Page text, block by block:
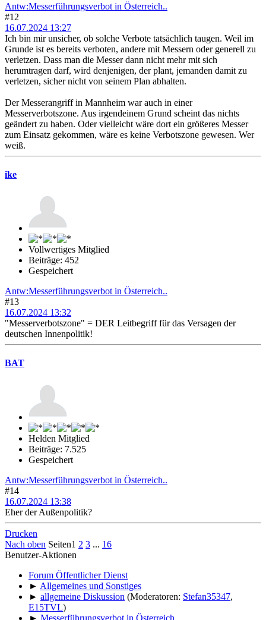
Antw:Messerführungsverbot in Österreich..
#12
16.07.2024 13:27
Ich bin mir unsicher, ob solche Verbote tatsächlich taugen. Weil im
Grunde ist es bereits verboten, andere mit Messern oder generell zu
verletzen. Dass man die Messer dann nicht mehr mit sich
herumtragen darf, wird denjenigen, der plant, jemanden damit zu
verletzen, sicher nicht von seinem Plan abhalten.
Der Messerangriff in Mannheim war auch in einer
Messerverbotszone. Aus irgendeinem Grund scheint das nichts
geändert zu haben. Oder vielleicht wäre dort ein größeres Messer
zum Einsatz gekommen, wäre es keine Verbotszone gewesen. Wer
weiß.
ike
Vollwertiges Mitglied
Beiträge: 452
Gespeichert
Antw:Messerführungsverbot in Österreich..
#13
16.07.2024 13:32
"Messerverbotszone" = DER Leitbegriff für das Versagen der
deutschen Innenpolitik!
BAT
Helden Mitglied
Beiträge: 7.525
Gespeichert
Antw:Messerführungsverbot in Österreich..
#14
16.07.2024 13:38
Eher der Außenpolitik?
Drucken
Nach oben Seiten1 2 3 ... 16
Benutzer-Aktionen
Forum Öffentlicher Dienst
► Allgemeines und Sonstiges
► allgemeine Diskussion (Moderatoren: Stefan35347,
E15TVL)
► Messerführungsverbot in Österreich..